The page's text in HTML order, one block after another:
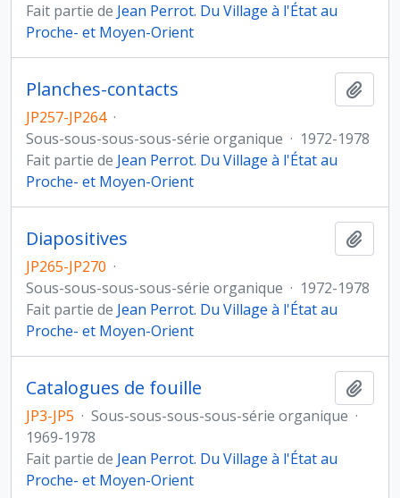
Fait partie de Jean Perrot. Du Village à l'État au
Proche- et Moyen-Orient
Planches-contacts
JP257-JP264 ·
Sous-sous-sous-sous-série organique · 1972-1978
Fait partie de Jean Perrot. Du Village à l'État au
Proche- et Moyen-Orient
Diapositives
JP265-JP270 ·
Sous-sous-sous-sous-série organique · 1972-1978
Fait partie de Jean Perrot. Du Village à l'État au
Proche- et Moyen-Orient
Catalogues de fouille
JP3-JP5 · Sous-sous-sous-sous-série organique ·
1969-1978
Fait partie de Jean Perrot. Du Village à l'État au
Proche- et Moyen-Orient